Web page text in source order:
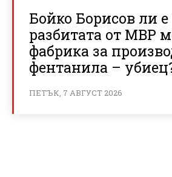
Бойко Борисов ли е
разбитата от МВР
фабрика за
фентанила –
ПЕТЪК, 7 АВГУСТ 2026